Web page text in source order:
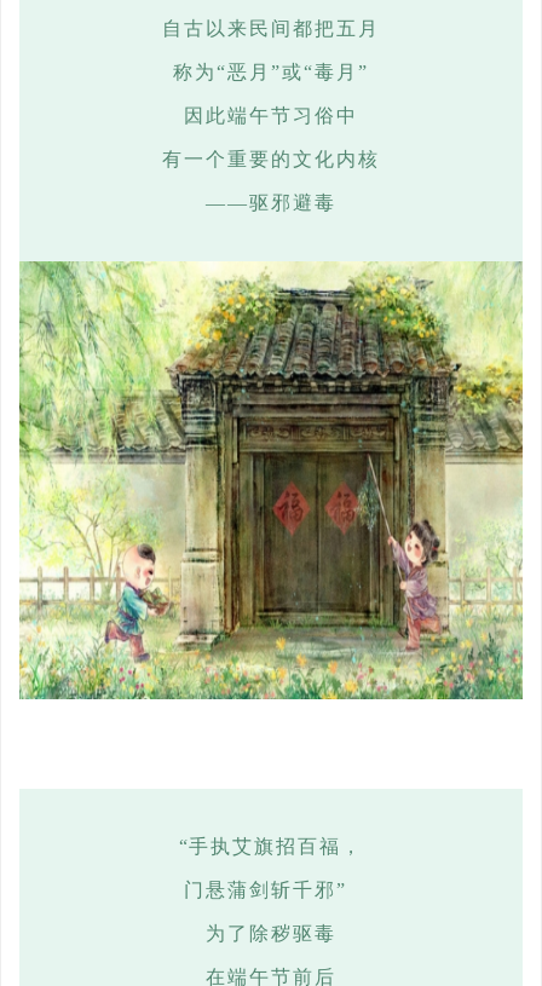
自古以来民间都把五月
称为“恶月”或“毒月”
因此端午节习俗中
有一个重要的文化内核
——驱邪避毒
“手执艾旗招百福，
门悬蒲剑斩千邪”
为了除秽驱毒
在端午节前后